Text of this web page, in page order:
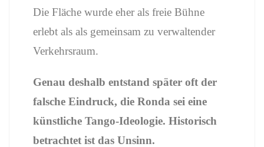
Die Fläche wurde eher als freie Bühne
erlebt als als gemeinsam zu verwaltender
Verkehrsraum.
Genau deshalb entstand später oft der
falsche Eindruck, die Ronda sei eine
künstliche Tango-Ideologie. Historisch
betrachtet ist das Unsinn.